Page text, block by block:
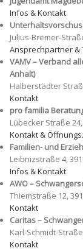
Infos & Kontakt
Julius-Bremer-
Ansprechpartner &
VAMV – Verband
Anhalt)
Halberstädter
Kontakt
pro familia
Lübecker Straße
Kontakt &
Familien- und
Leibnizstraße 4,
Infos & Kontakt
AWO –
Thiemstraße 12,
Kontakt
Caritas –
Karl-Schmidt-
Kontakt